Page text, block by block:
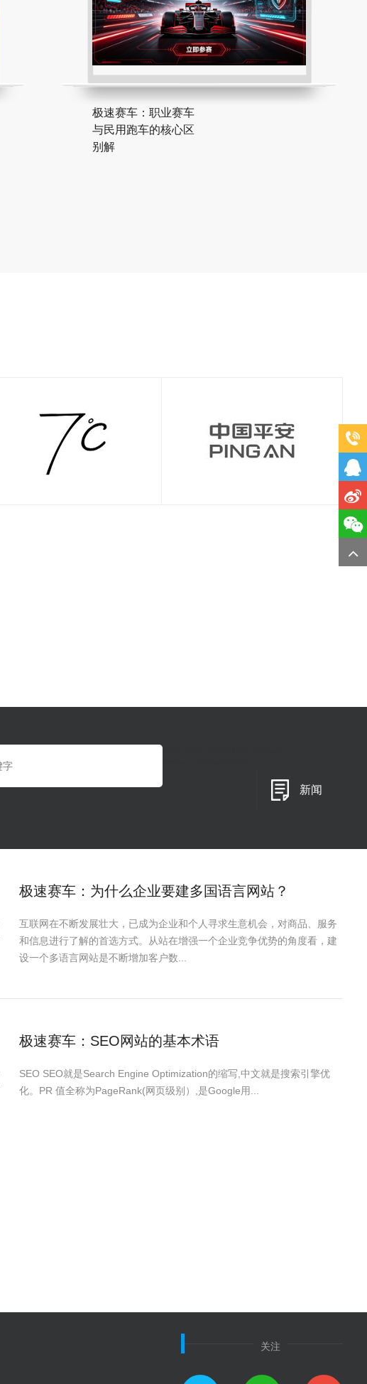
极速赛车：职业赛车
与民用跑车的核心区
别解
{eyou:searchform type='default'}
新闻
极速赛车：为什么企业要建多国语言网站？
互联网在不断发展壮大，已成为企业和个人寻求生意机会，对商品、服务
和信息进行了解的首选方式。从站在增强一个企业竞争优势的角度看，建
设一个多语言网站是不断增加客户数...
极速赛车：SEO网站的基本术语
SEO SEO就是Search Engine Optimization的缩写,中文就是搜索引擎优
化。PR 值全称为PageRank(网页级别）,是Google用...
关注